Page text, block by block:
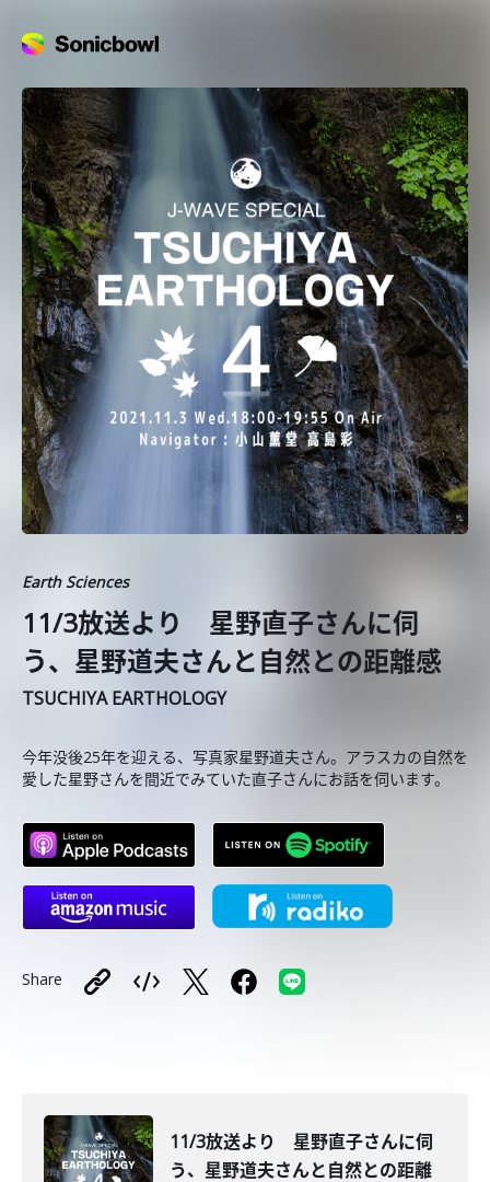
Earth Sciences
11/3放送より 星野直子さんに伺
う、星野道夫さんと自然との距離感
TSUCHIYA EARTHOLOGY
今年没後25年を迎える、写真家星野道夫さん。アラスカの自然を
愛した星野さんを間近でみていた直子さんにお話を伺います。
Share
11/3放送より 星野直子さんに伺
う、星野道夫さんと自然との距離